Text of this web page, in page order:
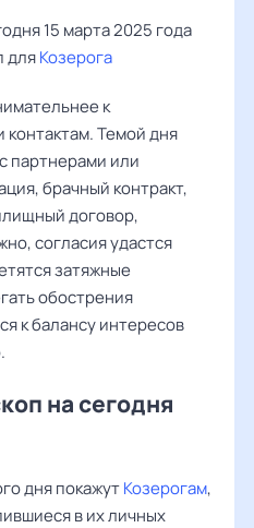
15 марта 2025 года
для Козерога
к
Темой дня
партнерами или
брачный контракт,
договор,
согласия удастся
затяжные
обострения
к балансу интересов
на сегодня
дня покажутКозерогам,
в их личных